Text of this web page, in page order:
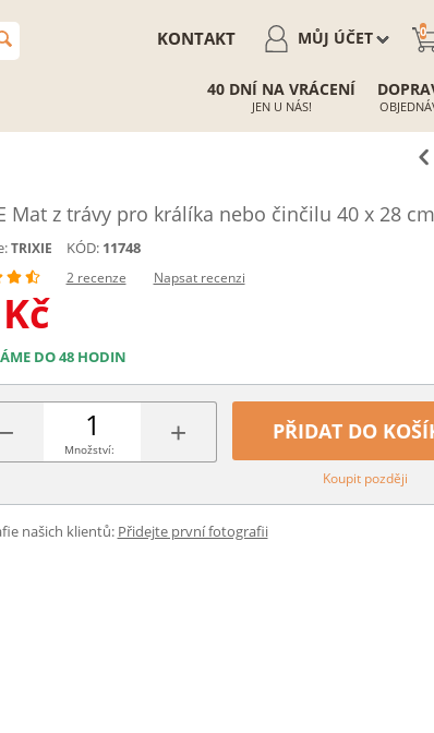
0
MŮJ ÚČET
KONTAKT
40 DNÍ NA VRÁCENÍ
JEN U NÁS!
Mat z trávy pro králíka nebo činčilu 40 x 28 cm
TRIXIE KÓD: 11748
2 recenze Napsat recenzi
Kč
DO 48 HODIN
− +
Množství:
PŘIDAT DO
Koupit později
našich klientů: Přidejte první fotografii